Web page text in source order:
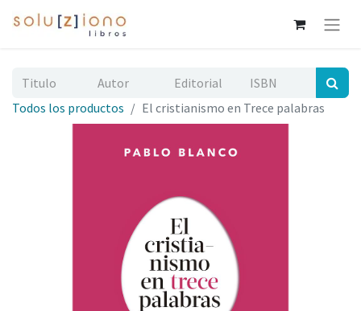
Todos los productos El cristianismo en Trece palabras